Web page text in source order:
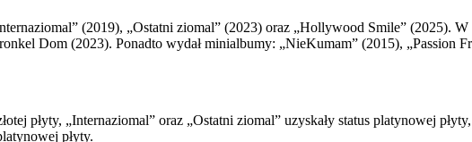
(2019), „Ostatni ziomal” (2023) oraz „Hollywood Smile” (2025).
Dom (2023). Ponadto wydał minialbumy: „NieKumam” (2015), „Passion
płyty, „Internaziomal” oraz „Ostatni ziomal” uzyskały status platynowej
płyty.